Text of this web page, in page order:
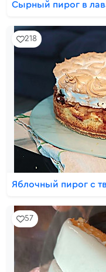
Сырный пирог в
218
Яблочный пирог с
57